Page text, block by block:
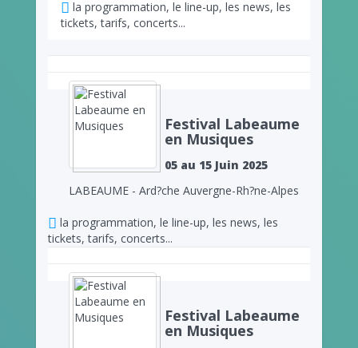
la programmation, le line-up, les news, les
tickets, tarifs, concerts...
Festival Labeaume
en Musiques
05 au 15 Juin 2025
LABEAUME - Ard?che Auvergne-Rh?ne-Alpes
la programmation, le line-up, les news, les
tickets, tarifs, concerts...
Festival Labeaume
en Musiques